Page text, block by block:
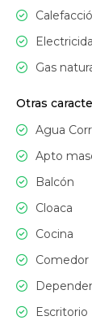
Gas
Otras
Agua
Apto
Balcón
Cloaca
Cocina
Comedor
Escritorio